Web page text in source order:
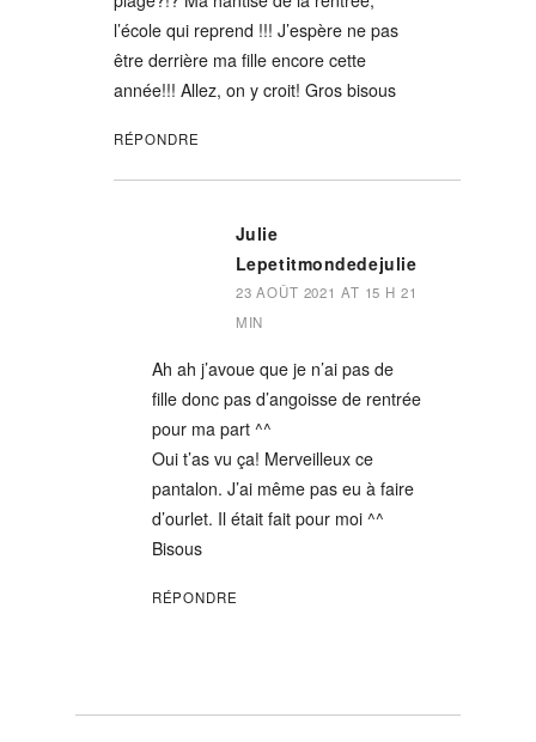
l’école qui reprend !!! J’espère ne pas
être derrière ma fille encore cette
année!!! Allez, on y croit! Gros bisous
RÉPONDRE
Julie
Lepetitmondedejulie
23 AOÛT 2021 AT 15 H 21
MIN
Ah ah j’avoue que je n’ai pas de
fille donc pas d’angoisse de rentrée
pour ma part ^^
Oui t’as vu ça! Merveilleux ce
pantalon. J’ai même pas eu à faire
d’ourlet. Il était fait pour moi ^^
Bisous
RÉPONDRE